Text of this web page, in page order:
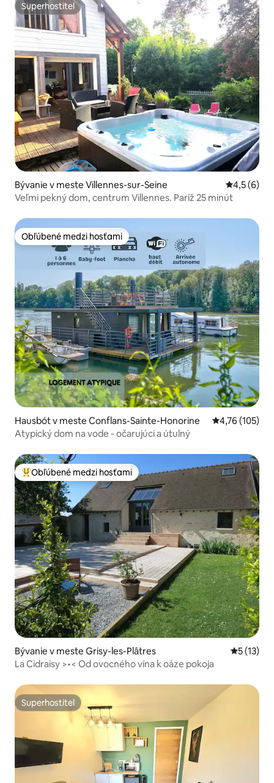
Superhostiteľ
Superhostiteľ
Bývanie v meste Villennes-sur-Seine Priemerné
4,5 (6)
Veľmi pekný dom, centrum Villennes. Paríž 25 minút
Obľúbené medzi hosťami
Obľúbené medzi hosťami
Hausbót v meste Conflans-Sainte-Honorine Priemerné
4,76 (105)
Atypický dom na vode - očarujúci a útulný
Najobľúbenejšie medzi hosťami
Obľúbené medzi hosťami
Bývanie v meste Grisy-les-Plâtres
5 (13)
La Cidraisy >•< Od ovocného vína k oáze pokoja
Superhostiteľ
Superhostiteľ